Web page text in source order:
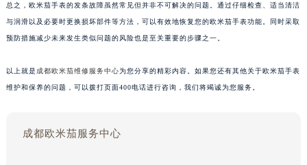
总之，欧米茄手表的发条故障虽然常见但并非不可解决的问题。通过仔细检查、适当清洁
与润滑以及必要时更换损坏部件等方法，可以有效地恢复您的欧米茄手表功能。同时采取
预防措施减少未来发生类似问题的风险也是至关重要的步骤之一。
以上就是 成都欧米茄维修服务中心为您分享的精彩内容。如果您还有其他关于欧米茄手表
维护和保养的问题，可以拨打页面400电话进行咨询，我们将竭诚为您服务。
成都欧米茄服务中心